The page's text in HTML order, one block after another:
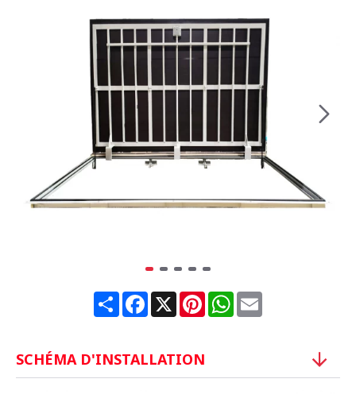
ShareFacebook
X PinterestWhatsApp
Email
SCHÉMA D'INSTALLATION